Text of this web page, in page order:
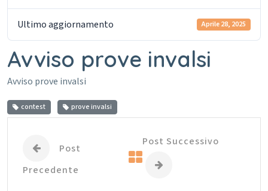
Ultimo aggiornamento Aprile 28, 2025
Avviso prove invalsi
Avviso prove invalsi
contest prove invalsi
Post
Precedente
Post Successivo